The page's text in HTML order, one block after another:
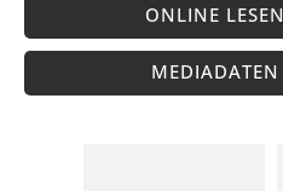
ONLINE LESEN
MEDIADATEN